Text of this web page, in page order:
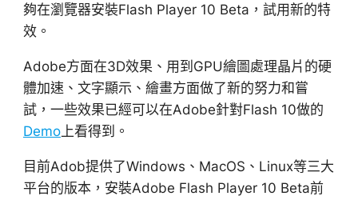
夠在瀏覽器安裝Flash Player 10 Beta，試用新的特
效。
Adobe方面在3D效果、用到GPU繪圖處理晶片的硬
體加速、文字顯示、繪畫方面做了新的努力和嘗
試，一些效果已經可以在Adobe針對Flash 10做的
Demo上看得到。
目前Adob提供了Windows、MacOS、Linux等三大
平台的版本，安裝Adobe Flash Player 10 Beta前